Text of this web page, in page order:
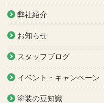
弊社紹介
お知らせ
スタッフブログ
イベント・キャンペーン
塗装の豆知識